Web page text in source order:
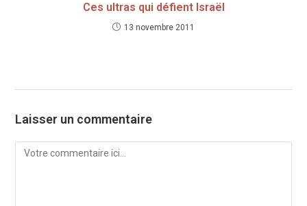
Ces ultras qui défient Israël
13 novembre 2011
Laisser un commentaire
Comment